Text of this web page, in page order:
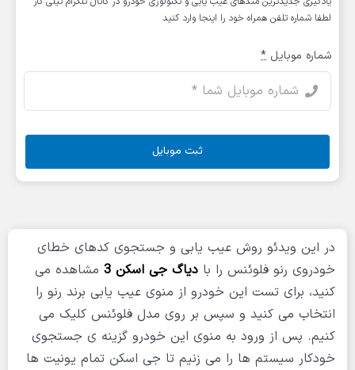
در این ویدئو روش عیب یابی و جستجوی کدهای خطای
خودروی رنو فلوئنس را با دیاگ جی اسکن 3
مشاهده می
کنید، برای تست این خودرو از منوی عیب یابی برند رنو را
انتخاب می کنید و سپس بر روی مدل فلوئنس کلیک می
کنیم. پس از ورود به منوی این خودرو گزینه ی جستجوی
خودکار سیستم ها را می زنیم تا جی اسکن تمام یونیت ها
لطفا شماره تلفن همراه خود را اینجا وارد کنید
شماره موبایل *
ثبت موبایل